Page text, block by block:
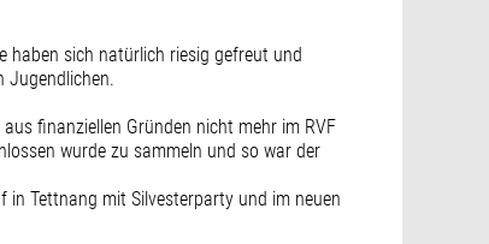
haben sich natürlich riesig gefreut und
Jugendlichen.
finanziellen Gründen nicht mehr im RVF
wurde zu sammeln und so war der
in Tettnang mit Silvesterparty und im neuen